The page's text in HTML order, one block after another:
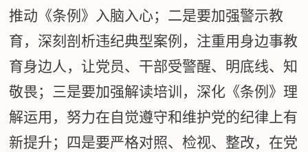
推动《条例》入脑入心；二是要加强警示教
育，深刻剖析违纪典型案例，注重用身边事教
育身边人，让党员、干部受警醒、明底线、知
敬畏；三是要加强解读培训，深化《条例》理
解运用，努力在自觉遵守和维护党的纪律上有
新提升；四是要严格对照、检视、整改，在党